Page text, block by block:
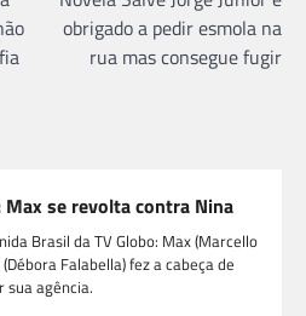
obrigado a pedir esmola na
rua mas consegue fugir
se revolta contra Nina
Brasil da TV Globo: Max (Marcello
Falabella) fez a cabeça de
sua agência.